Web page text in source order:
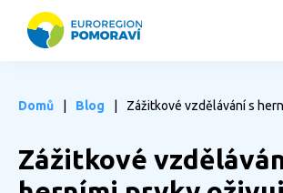
Domů | Blog | Zážitkové vzdělávání s
Zážitkové